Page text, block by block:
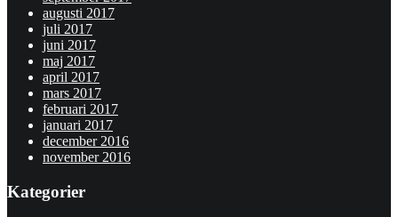
augusti 2017
juli 2017
juni 2017
maj 2017
april 2017
mars 2017
februari 2017
januari 2017
december 2016
november 2016
Kategorier